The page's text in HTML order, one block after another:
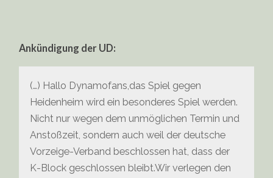
Ankündigung der UD:
(…) Hallo Dynamofans,das Spiel gegen
Heidenheim wird ein besonderes Spiel werden.
Nicht nur wegen dem unmöglichen Termin und
Anstoßzeit, sondern auch weil der deutsche
Vorzeige-Verband beschlossen hat, dass der
K-Block geschlossen bleibt.Wir verlegen den